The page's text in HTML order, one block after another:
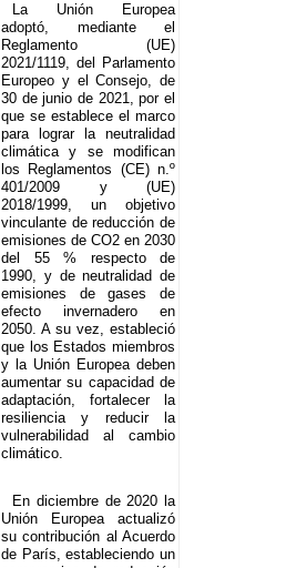
La Unión Europea
adoptó, mediante el
Reglamento (UE)
2021/1119, del Parlamento
Europeo y el Consejo, de
30 de junio de 2021, por el
que se establece el marco
para lograr la neutralidad
climática y se modifican
los Reglamentos (CE) n.º
401/2009 y (UE)
2018/1999, un objetivo
vinculante de reducción de
emisiones de CO2 en 2030
del 55 % respecto de
1990, y de neutralidad de
emisiones de gases de
efecto invernadero en
2050. A su vez, estableció
que los Estados miembros
y la Unión Europea deben
aumentar su capacidad de
adaptación, fortalecer la
resiliencia y reducir la
vulnerabilidad al cambio
climático.
En diciembre de 2020 la
Unión Europea actualizó
su contribución al Acuerdo
de París, estableciendo un